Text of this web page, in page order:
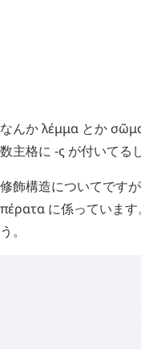
なんかλέμμα とか
数主格に -ς が付いてる
修飾構造についてですが
πέρατα に係っています
う。